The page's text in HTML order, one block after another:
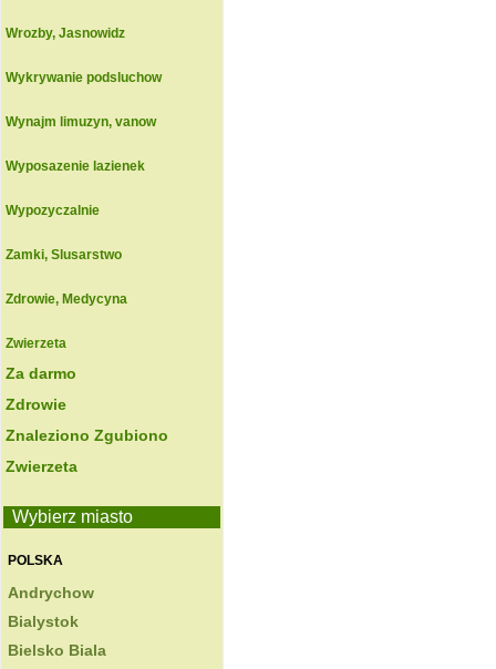
Wrozby, Jasnowidz
Wykrywanie podsluchow
Wynajm limuzyn, vanow
Wyposazenie lazienek
Wypozyczalnie
Zamki, Slusarstwo
Zdrowie, Medycyna
Zwierzeta
Za darmo
Zdrowie
Znaleziono Zgubiono
Zwierzeta
Wybierz miasto
POLSKA
Andrychow
Bialystok
Bielsko Biala